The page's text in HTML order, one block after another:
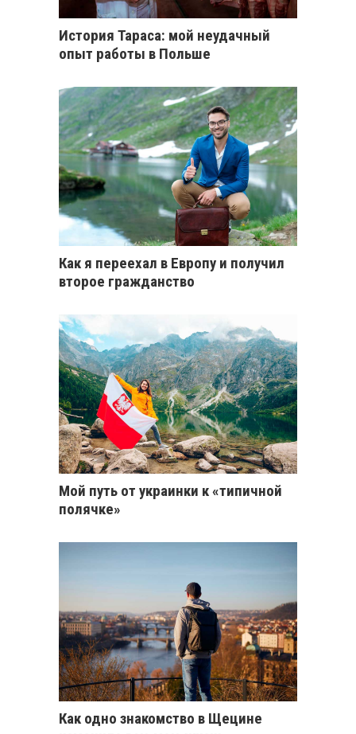
История Тараса: мой неудачный
опыт работы в Польше
Как я переехал в Европу и получил
второе гражданство
Мой путь от украинки к «типичной
полячке»
Как одно знакомство в Щецине